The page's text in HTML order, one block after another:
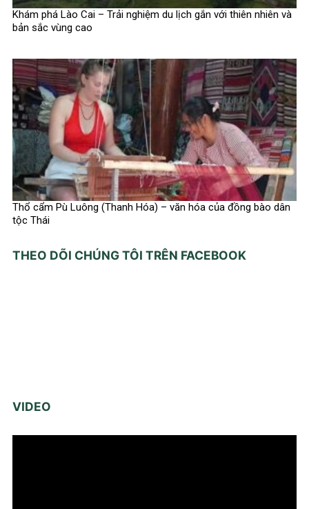
Khám phá Lào Cai – Trải nghiệm du lịch gắn với thiên nhiên và
bản sắc vùng cao
Thổ cẩm Pù Luông (Thanh Hóa) – văn hóa của đồng bào dân
tộc Thái
THEO DÕI CHÚNG TÔI TRÊN FACEBOOK
VIDEO